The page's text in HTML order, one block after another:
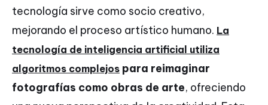
tecnología sirve como socio creativo,
mejorando el proceso artístico humano. La
tecnología de inteligencia artificial utiliza
algoritmos complejos para reimaginar
fotografías como obras de arte, ofreciendo